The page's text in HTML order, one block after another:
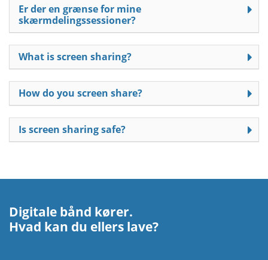
Er der en grænse for mine
skærmdelingssessioner?
What is screen sharing?
How do you screen share?
Is screen sharing safe?
Digitale bånd kører.
Hvad kan du ellers lave?